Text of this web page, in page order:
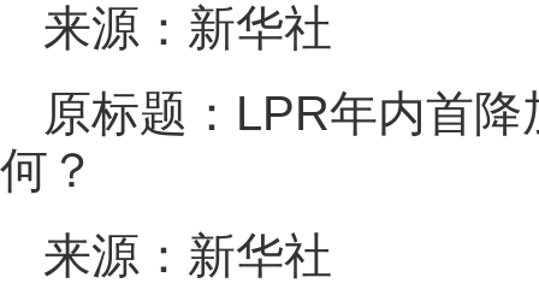
来源：新华社
原标题：LPR年内首
何？
来源：新华社